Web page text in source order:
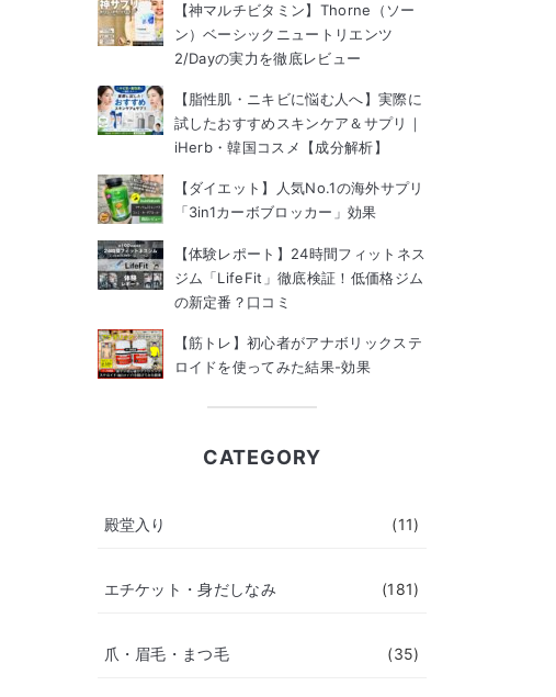
【神マルチビタミン】Thorne（ソー
ン）ベーシックニュートリエンツ
2/Dayの実力を徹底レビュー
【脂性肌・ニキビに悩む人へ】実際に
試したおすすめスキンケア＆サプリ｜
iHerb・韓国コスメ【成分解析】
【ダイエット】人気No.1の海外サプリ
「3in1カーボブロッカー」効果
【体験レポート】24時間フィットネス
ジム「LifeFit」徹底検証！低価格ジム
の新定番？口コミ
【筋トレ】初心者がアナボリックステ
ロイドを使ってみた結果-効果
CATEGORY
殿堂入り (11)
エチケット・身だしなみ (181)
爪・眉毛・まつ毛 (35)